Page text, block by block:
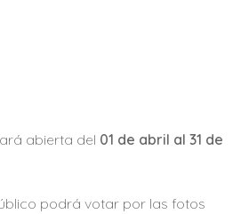
abierta del 01 de abril al 31 de
podrá votar por las fotos